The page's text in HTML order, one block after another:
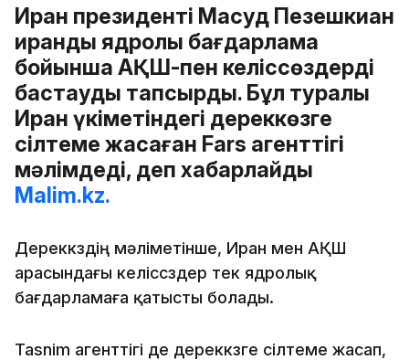
Иран президенті Масуд Пезешкиан
ирандық ядролық бағдарлама
бойынша АҚШ-пен келіссөздерді
бастауды тапсырды. Бұл туралы
Иран үкіметіндегі дереккөзге
сілтеме жасаған Fars агенттігі
мәлімдеді, деп хабарлайды
Malim.kz.
Дереккөздің мәліметінше, Иран мен АҚШ
арасындағы келіссөздер тек ядролық
бағдарламаға қатысты болады.
Tasnim агенттігі де дереккөзге сілтеме жасап,